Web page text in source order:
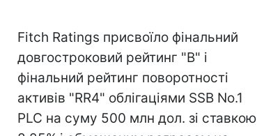
Fitch Ratings присвоїло фінальний
довгостроковий рейтинг "B" і
фінальний рейтинг поворотності
активів "RR4" облігаціями SSB No.1
PLC на суму 500 млн дол. зі ставкою